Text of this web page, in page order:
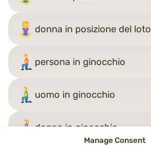
Manage Consent
donna in posizione del loto
persona in ginocchio
uomo in ginocchio
donna in ginocchio